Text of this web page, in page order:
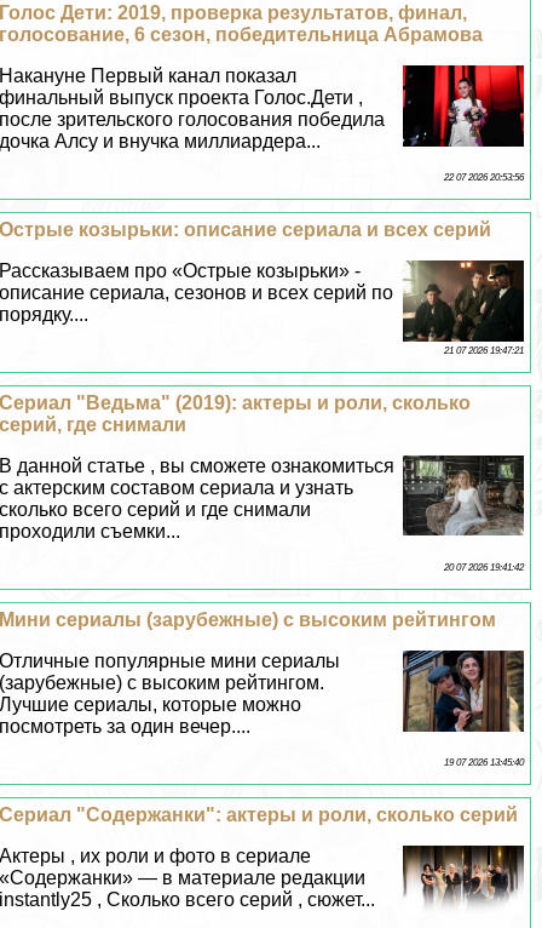
Голос Дети: 2019, проверка результатов, финал,
голосование, 6 сезон, победительница Абрамова
Накануне Первый канал показал
финальный выпуск проекта Голос.Дети ,
после зрительского голосования победила
дочка Алсу и внучка миллиардера...
22 07 2026 20:53:56
Острые козырьки: описание сериала и всех серий
Рассказываем про «Острые козырьки» -
описание сериала, сезонов и всех серий по
порядку....
21 07 2026 19:47:21
Сериал "Ведьма" (2019): актеры и роли, сколько
серий, где снимали
В данной статье , вы сможете ознакомиться
с актерским составом сериала и узнать
сколько всего серий и где снимали
проходили съемки...
20 07 2026 19:41:42
Мини сериалы (зарубежные) с высоким рейтингом
Отличные популярные мини сериалы
(зарубежные) с высоким рейтингом.
Лучшие сериалы, которые можно
посмотреть за один вечер....
19 07 2026 13:45:40
Сериал "Содержанки": актеры и роли, сколько серий
Актеры , их роли и фото в сериале
«Содержанки» — в материале редакции
instantly25 , Сколько всего серий , сюжет...